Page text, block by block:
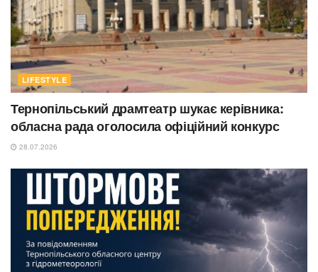
LIFESTYLE
Тернопільський драмтеатр шукає керівника:
обласна рада оголосила офіційний конкурс
28.07.2026